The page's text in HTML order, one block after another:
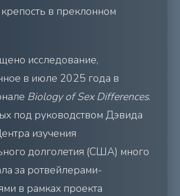
в преклонном
исследование,
в июле 2025 года в
Biology of Sex Differences.
под руководством Дэвида
изучения
долголетия (США) много
за ротвейлерами-
в рамках проекта